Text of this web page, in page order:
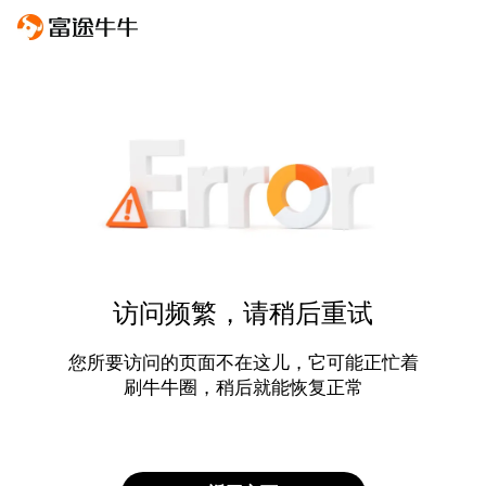
访问频繁，请稍后重试
您所要访问的页面不在这儿，它可能正忙着
刷牛牛圈，稍后就能恢复正常